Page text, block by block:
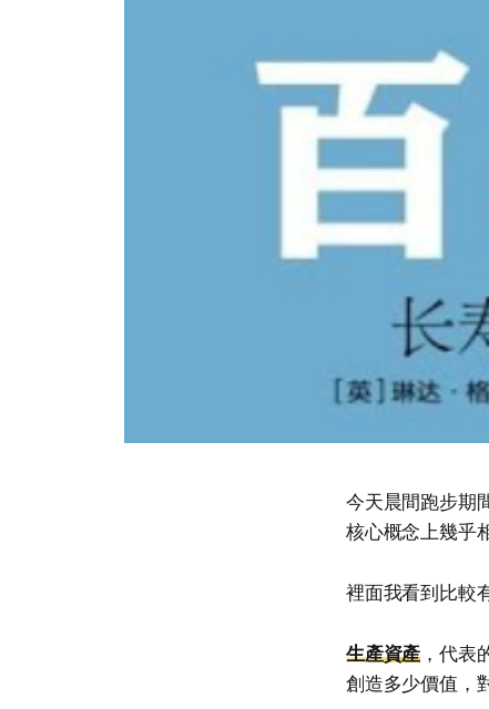
今天晨間跑步期
核心概念上幾乎
裡面我看到比較
生產資產 ，代表
創造多少價值，